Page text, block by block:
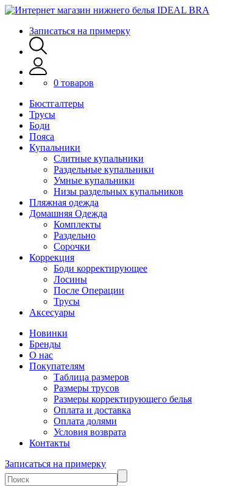
Записаться на примерку
0 товаров
Бюстгалтеры
Трусы
Боди
Пояса
Купальники
Слитные купальники
Раздельные купальники
Умные купальники
Низы раздельных купальников
Пляжная одежда
Домашняя Одежда
Комплекты
Раздельно
Сорочки
Коррекция
Боди корректирующее
Лосины
После Операции
Трусы
Аксесуары
Новинки
Бренды
О нас
Покупателям
Таблица размеров
Размеры трусов
Размеры корректирующего белья
Оплата и доставка
Оплата долями
Условия возврата
Контакты
Записаться на примерку